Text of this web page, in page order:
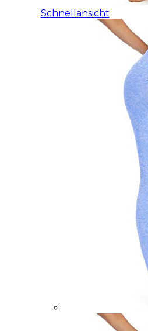
Schnellansicht